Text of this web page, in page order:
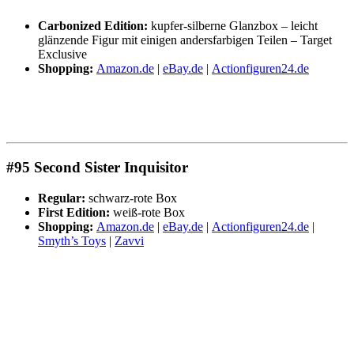
Carbonized Edition: kupfer-silberne Glanzbox – leicht
glänzende Figur mit einigen andersfarbigen Teilen – Target
Exclusive
Shopping: Amazon.de eBay.de Actionfiguren24.de
#95 Second Sister Inquisitor
Regular: schwarz-rote Box
First Edition: weiß-rote Box
Shopping: Amazon.de | eBay.de | Actionfiguren24.de |
Smyth’s Toys | Zavvi